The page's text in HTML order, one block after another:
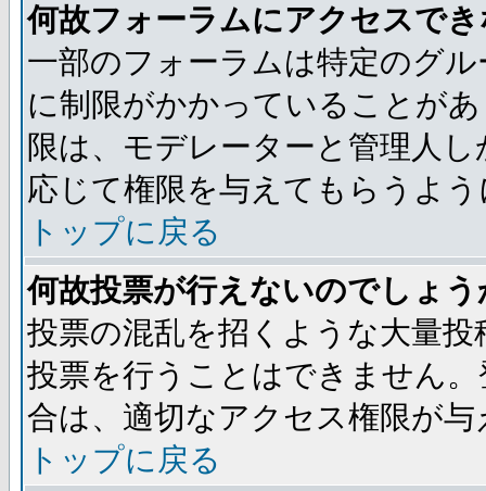
何故フォーラムにアクセスで
一部のフォーラムは特定のグ
に制限がかかっていることが
限は、モデレーターと管理人
応じて権限を与えてもらうよ
トップに戻る
何故投票が行えないのでしょう
投票の混乱を招くような大量
投票を行うことはできません
合は、適切なアクセス権限が
トップに戻る